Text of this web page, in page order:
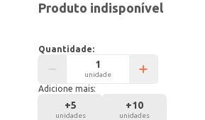
Produto indisponível
Quantidade:
unidade
Adicione mais:
+5
unidades
+10
unidades